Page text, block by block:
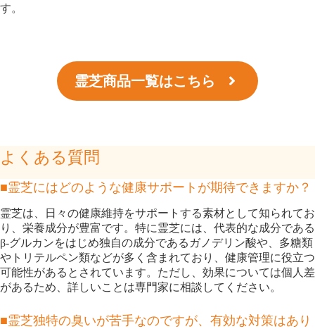
す。
霊芝商品一覧はこちら
よくある質問
■霊芝にはどのような健康サポートが期待できますか？
霊芝は、日々の健康維持をサポートする素材として知られてお
り、栄養成分が豊富です。特に霊芝には、代表的な成分である
β‐グルカンをはじめ独自の成分であるガノデリン酸や、多糖類
やトリテルペン類などが多く含まれており、健康管理に役立つ
可能性があるとされています。ただし、効果については個人差
があるため、詳しいことは専門家に相談してください。
■霊芝独特の臭いが苦手なのですが、有効な対策はあり